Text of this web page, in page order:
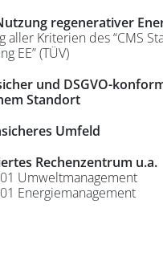
regenerativer
aller Kriterien des “CMS
EE” (TÜV)
und DSGVO-
Standort
Umfeld
Rechenzentrum u.a.
Umweltmanagement
Energiemanagement